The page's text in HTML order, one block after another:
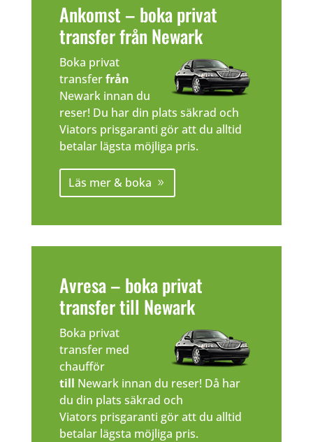
Ankomst – boka privat
transfer från Newark
Boka privat
transferfrån
Newark innan du
reser! Du har din plats säkrad och
Viators prisgaranti gör att du alltid
betalar lägsta möjliga pris.
Läs mer & boka
Avresa – boka privat
transfer till Newark
Boka privat
transfer med
chaufför
till Newark innan du reser! Då har
du din plats säkrad och
Viators prisgaranti gör att du alltid
betalar lägsta möjliga pris.